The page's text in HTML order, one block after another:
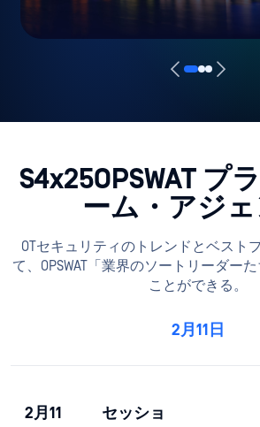
S4x25OPSWAT プ
ーム・アジ
OTセキュリティのトレンドとベスト
て、OPSWAT「業界のソートリーダー
ことができる。
2月11日
2月11
セッショ